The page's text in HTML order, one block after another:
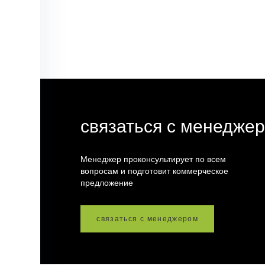
связаться с
Менеджер проконсультирует по всем
вопросам и подготовит коммерческое
предложение
связаться с менеджером